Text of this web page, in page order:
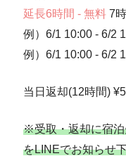
延長6時間 - 無料7時
例）6/1 10:00 - 6/2
例）6/1 10:00 - 6/2
当日返却(12時間)
※受取・返却に宿泊
をLINEでお知らせ